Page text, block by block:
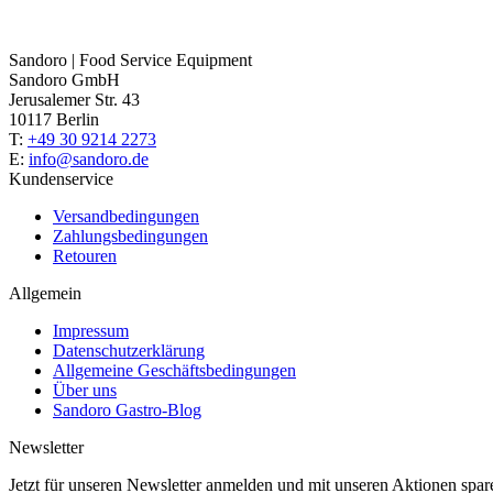
Sandoro | Food Service Equipment
Sandoro GmbH
Jerusalemer Str. 43
10117 Berlin
T: +49 30 9214 2273
E: info@sandoro.de
Kundenservice
Versandbedingungen
Zahlungsbedingungen
Retouren
Allgemein
Impressum
Datenschutzerklärung
Allgemeine Geschäftsbedingungen
Über uns
Sandoro Gastro-Blog
Newsletter
Jetzt für unseren Newsletter anmelden und mit unseren Aktionen